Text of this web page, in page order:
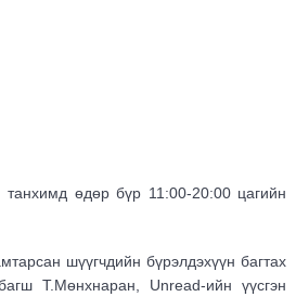
өдөр бүр 11:00-20:00 цагийн
шүүгчдийн бүрэлдэхүүн багтах
T.Мөнхнаран, Unread-ийн үүсгэн